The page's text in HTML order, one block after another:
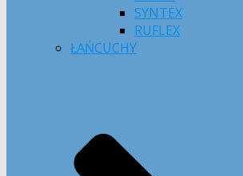
SYNTEX
RUFLEX
ŁAŃCUCHY